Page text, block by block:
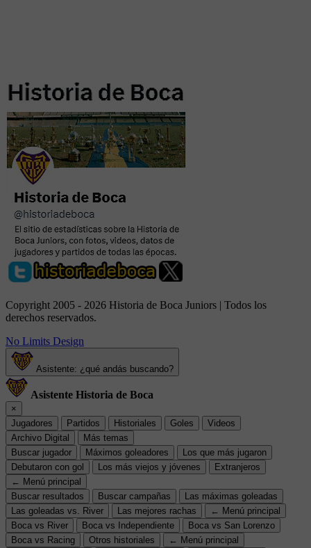
Copyright 2005 - 2026 Historia de Boca Juniors | Todos los
derechos reservados.
No Limits Design
Asistente: ¿qué andás buscando?
Asistente Historia de Boca
×
Jugadores
Partidos Historiales Goles
Videos
Archivo Digital
Más temas
Buscar jugador
Máximos goleadores
Los que más jugaron
Debutaron con gol
Los más viejos y jóvenes
Extranjeros
← Menú principal
Buscar resultados
Buscar campañas
Las máximas goleadas
Las goleadas vs. River
Las mejores rachas
← Menú principal
Boca vs River
Boca vs Independiente
Boca vs San Lorenzo
Boca vs Racing
Otros historiales
← Menú principal